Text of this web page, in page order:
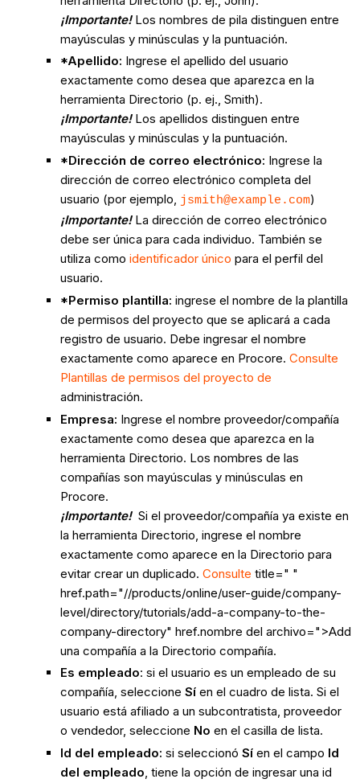
¡Importante! Los nombres de pila distinguen entre
mayúsculas y minúsculas y la puntuación.
*Apellido: Ingrese el apellido del usuario
exactamente como desea que aparezca en la
herramienta Directorio (p. ej., Smith).
¡Importante!Los apellidos distinguen entre
mayúsculas y minúsculas y la puntuación.
*Dirección de correo electrónico: Ingrese la
dirección de correo electrónico completa del
usuario (por ejemplo, jsmith@example.com)
¡Importante! La dirección de correo electrónico
debe ser única para cada individuo. También se
utiliza como identificador único para el perfil del
usuario.
*Permiso plantilla: ingrese el nombre de la plantilla
de permisos del proyecto que se aplicará a cada
registro de usuario. Debe ingresar el nombre
exactamente como aparece en Procore. Consulte
Plantillas de permisos del proyecto de
administración.
Empresa: Ingrese el nombre proveedor/compañía
exactamente como desea que aparezca en la
herramienta Directorio. Los nombres de las
compañías son mayúsculas y minúsculas en
Procore.
¡Importante! Si el proveedor/compañía ya existe en
la herramienta Directorio, ingrese el nombre
exactamente como aparece en la Directorio para
evitar crear un duplicado. Consulte title=" "
href.path="//products/online/user-guide/company-
level/directory/tutorials/add-a-company-to-the-
company-directory" href.nombre del archivo=">Add
una compañía a la Directorio compañía.
Es empleado: si el usuario es un empleado de su
compañía, seleccione Síen el cuadro de lista. Si el
usuario está afiliado a un subcontratista, proveedor
o vendedor, seleccione No en el casilla de lista.
Id del empleado: si seleccionó Síen el campo Id
del empleado, tiene la opción de ingresar una id